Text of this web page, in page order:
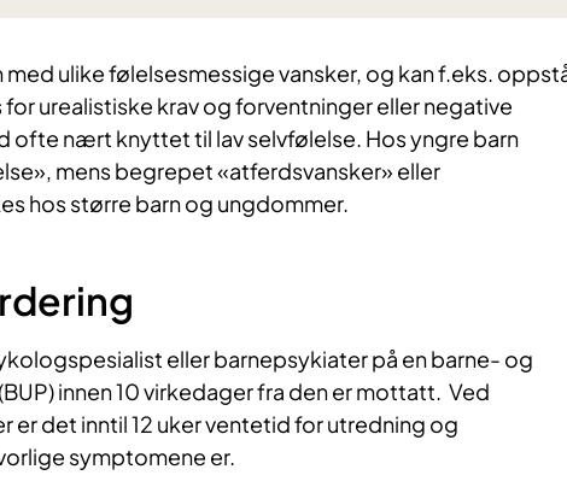
ulike følelsesmessige vansker, og kan f.eks.
urealistiske krav og forventninger eller negative
ofte nært knyttet til lav selvfølelse. Hos yngre barn
mens begrepet «atferdsvansker» eller
hos større barn og ungdommer.
eller barnepsykiater på en barne- og
innen 10 virkedager fra den er mottatt. Ved
er det inntil 12 uker ventetid for utredning og
symptomene er.